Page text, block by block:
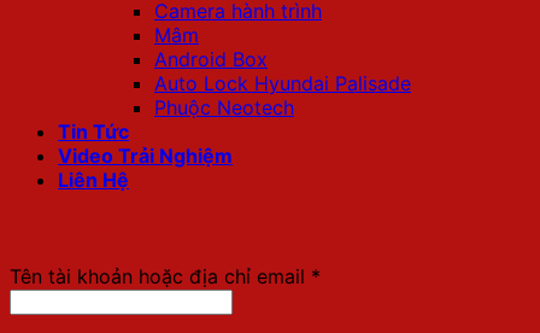
Camera hành trình
Mâm
Android Box
Auto Lock Hyundai Palisade
Phuộc Neotech
Tin Tức
Video Trải Nghiệm
Liên Hệ
Tên tài khoản hoặc địa chỉ email *